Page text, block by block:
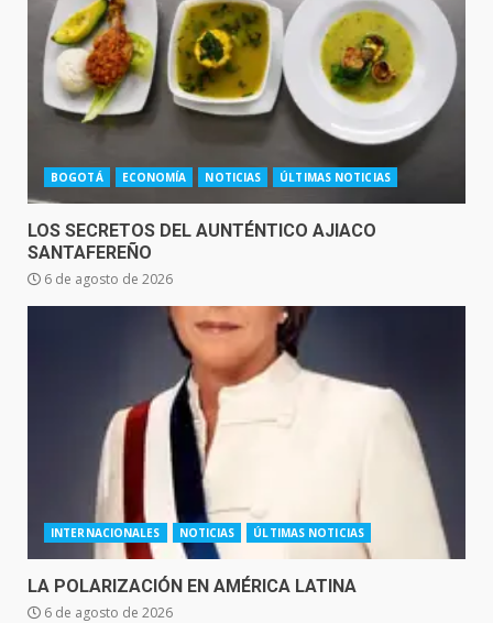
BOGOTÁ ECONOMÍA NOTICIAS ÚLTIMAS NOTICIAS
LOS SECRETOS DEL AUNTÉNTICO AJIACO
SANTAFEREÑO
6 de agosto de 2026
INTERNACIONALES NOTICIAS ÚLTIMAS NOTICIAS
LA POLARIZACIÓN EN AMÉRICA LATINA
6 de agosto de 2026